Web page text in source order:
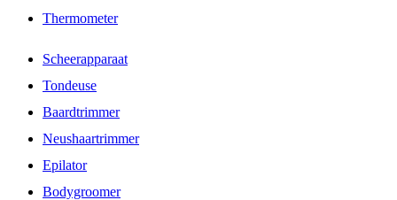
Thermometer
Scheerapparaat
Tondeuse
Baardtrimmer
Neushaartrimmer
Epilator
Bodygroomer